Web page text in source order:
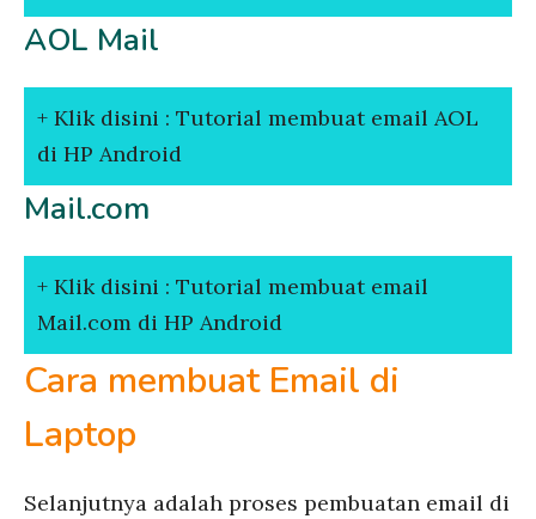
AOL Mail
Klik disini : Tutorial membuat email AOL
di HP Android
Mail.com
Klik disini : Tutorial membuat email
Mail.com di HP Android
Cara membuat Email di
Laptop
Selanjutnya adalah proses pembuatan email di